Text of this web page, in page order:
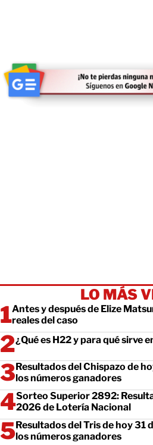
LO MÁS
Antes y después de Elize
reales del caso
¿Qué es H22 y para qué sirve
Resultados del Chispazo de
los números ganadores
Sorteo Superior 2892:
2026 de Lotería Nacional
Resultados del Tris de hoy 31
los números ganadores